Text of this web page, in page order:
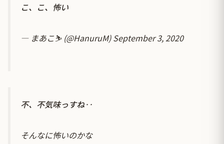
こ、こ、怖い
— まあこ⛷️ (@HanuruM)September 3, 2020
不、不気味っすね‥
そんなに怖いのかな